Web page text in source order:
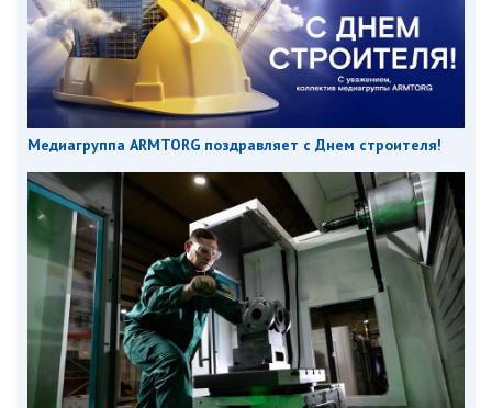
Медиагруппа ARMTORG поздравляет с Днем строителя!